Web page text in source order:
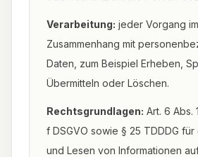
Verarbeitung: jeder Vorgang im
Zusammenhang mit
Daten, zum Beispiel Erheben,
Übermitteln oder Löschen.
Rechtsgrundlagen: Art. 6 Abs.
f DSGVO sowie § 25 TDDDG
und Lesen von Informationen